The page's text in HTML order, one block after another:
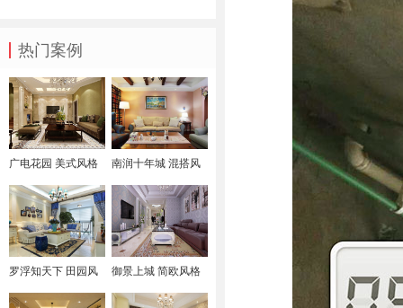
热门案例
广电花园 美式风格 南润十年城 混搭风
罗浮知天下 田园风
格
御景上城 简欧风格